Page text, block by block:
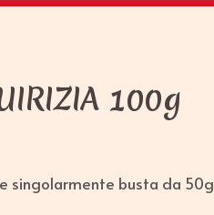
100g
singolarmente busta da 50g